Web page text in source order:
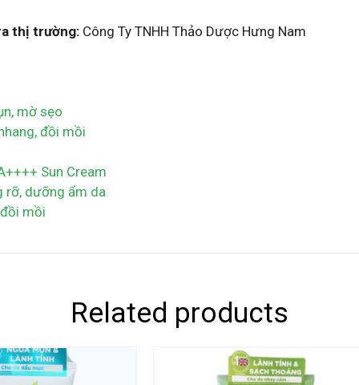
thị trường: Công Ty TNHH Thảo Dược Hưng Nam
mờ sẹo
đồi mồi
Sun Cream
rỡ, dưỡng ẩm da
mồi
Related products